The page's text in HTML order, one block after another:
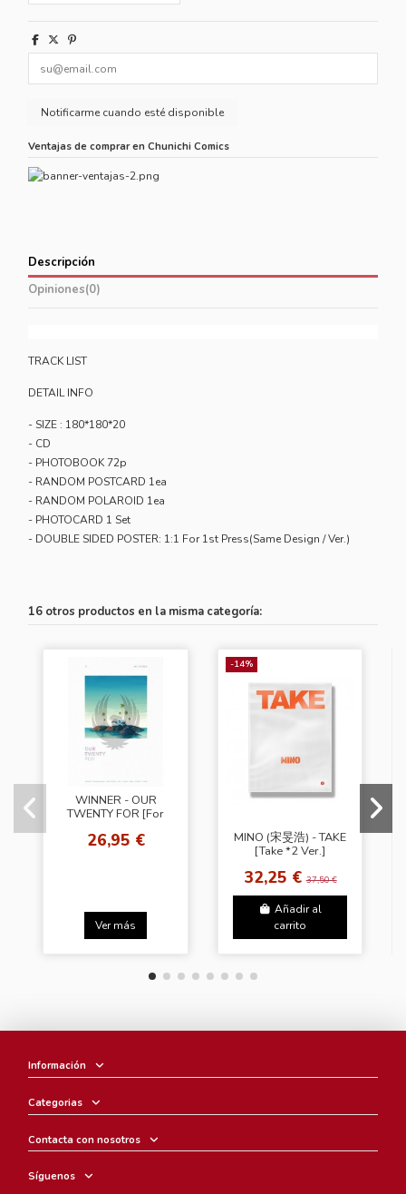
Ventajas de comprar en Chunichi Comics
Descripción
Opiniones(0)
TRACK LIST
DETAIL INFO
- SIZE : 180*180*20
- CD
- PHOTOBOOK 72p
- RANDOM POSTCARD 1ea
- RANDOM POLAROID 1ea
- PHOTOCARD 1 Set
- DOUBLE SIDED POSTER: 1:1 For 1st Press(Same Design / Ver.)
16 otros productos en la misma categoría:
WINNER - OUR
TWENTY FOR [For
26,95 €
Ver más
-14%
MINO (宋旻浩) - TAKE
[Take *2 Ver.]
32,25 €37,50 €
Añadir al
carrito
Información
Categorias
Contacta con nosotros
Síguenos